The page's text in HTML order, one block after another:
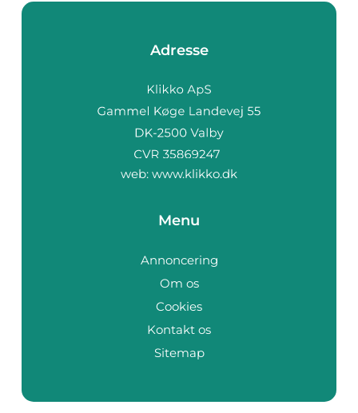
Adresse
web: www.klikko.dk
Menu
Annoncering
Om os
Cookies
Kontakt os
Sitemap